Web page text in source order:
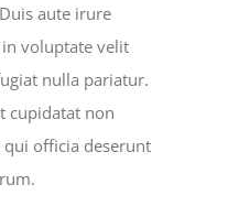
aute irure
voluptate velit
nulla pariatur.
cupidatat non
officia deserunt